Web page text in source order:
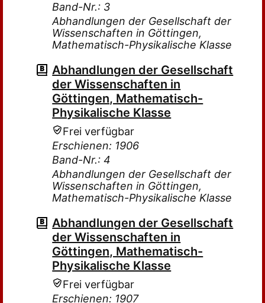
Band-Nr.: 3
Abhandlungen der Gesellschaft der
Wissenschaften in Göttingen,
Mathematisch-Physikalische Klasse
Abhandlungen der Gesellschaft
der Wissenschaften in
Göttingen, Mathematisch-
Physikalische Klasse
Frei verfügbar
Erschienen: 1906
Band-Nr.: 4
Abhandlungen der Gesellschaft der
Wissenschaften in Göttingen,
Mathematisch-Physikalische Klasse
Abhandlungen der Gesellschaft
der Wissenschaften in
Göttingen, Mathematisch-
Physikalische Klasse
Frei verfügbar
Erschienen: 1907